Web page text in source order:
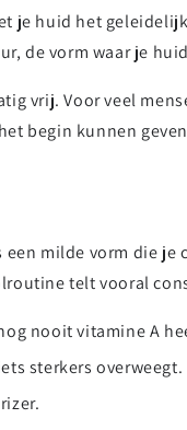
huid het
de vorm waar je
vrij. Voor veel
begin kunnen
milde vorm die
telt vooral
nooit vitamine A
sterkers overweegt.